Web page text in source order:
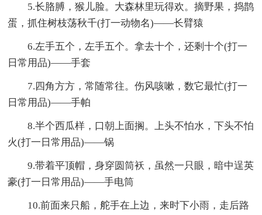
5.长胳膊，猴儿脸。大森林里玩得欢。摘野果，捣鹊
蛋，抓住树枝荡秋千(打一动物名)——长臂猿
6.左手五个，左手五个。拿去十个，还剩十个(打一
日常用品)——手套
7.四角方方，常随常往。伤风咳嗽，数它最忙(打一
日常用品)——手帕
8.半个西瓜样，口朝上面搁。上头不怕水，下头不怕
火(打一日常用品)——锅
9.带着平顶帽，身穿圆筒袄，虽然一只眼，暗中逞英
豪(打一日常用品)——手电筒
10.前面来只船，舵手在上边，来时下小雨，走后路